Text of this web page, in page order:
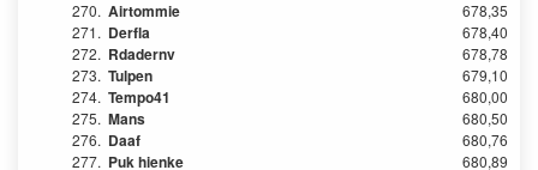
270. Airtommie
678,35
271. Derfla
678,40
272. Rdadernv
678,78
273. Tulpen
679,10
274. Tempo41
680,00
275. Mans
680,50
276. Daaf
680,76
277. Puk hienke
680,89